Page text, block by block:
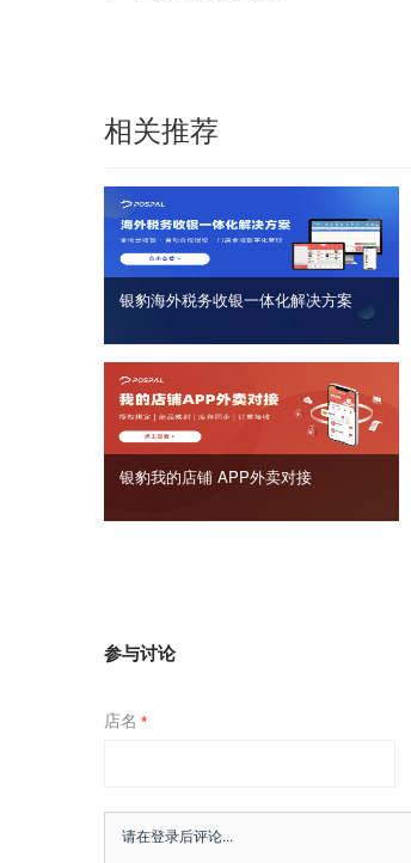
相关推荐
银豹海外税务收银一体化解决方案
银豹我的店铺 APP外卖对接
参与讨论
店名 *